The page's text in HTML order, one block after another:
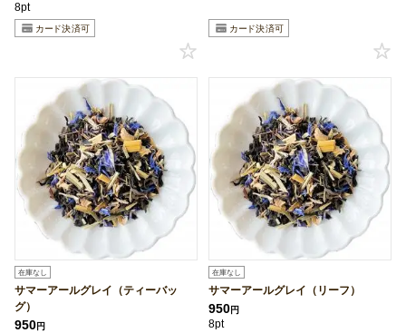
8pt
在庫なし
サマーアールグレイ（ティーバッ
グ）
950円
在庫なし
サマーアールグレイ（リーフ）
950円
8pt